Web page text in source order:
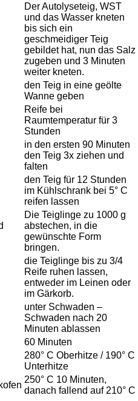
Der Autolyseteig, WST
und das Wasser kneten
bis sich ein
geschmeidiger Teig
gebildet hat, nun das Salz
zugeben und 3 Minuten
weiter kneten.
den Teig in eine geölte
Wanne geben
Reife bei
Raumtemperatur für 3
Stunden
in den ersten 90 Minuten
den Teig 3x ziehen und
falten
den Teig für 12 Stunden
im Kühlschrank bei 5° C
reifen lassen
Die Teiglinge zu 1000 g
abstechen, in die
gewünschte Form
bringen.
die Teiglinge bis zu 3/4
Reife ruhen lassen,
entweder im Leinen oder
im Gärkorb.
unter Schwaden –
Schwaden nach 20
Minuten ablassen
60 Minuten
280° C Oberhitze / 190° C
Unterhitze
250° C 10 Minuten,
danach fallend auf 210° C